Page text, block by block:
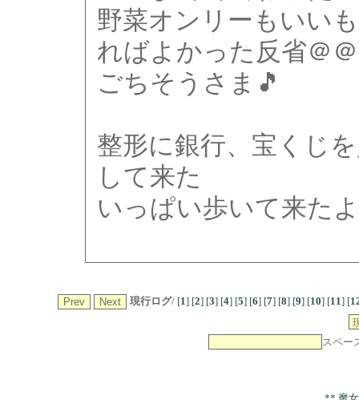
野菜オンリーもいい
ればよかった反省＠＠
ごちそうさま🎵
整形に銀行、宝くじ
して来た
いっぱい歩いて来た
現行ログ/ [1] [2] [3] [4] [5] [6] [7] [8] [9] [10] [11] [
スペー